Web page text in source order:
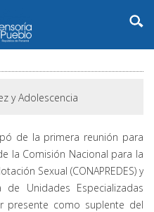
y Adolescencia
de la primera reunión para
la Comisión Nacional para la
Sexual (CONAPREDES) y
Unidades Especializadas
presente como suplente del